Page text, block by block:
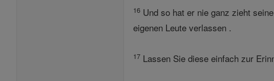
16 Und so hat er nie ganz zieht
eigenen Leute verlassen .
17 Lassen Sie diese einfach zur